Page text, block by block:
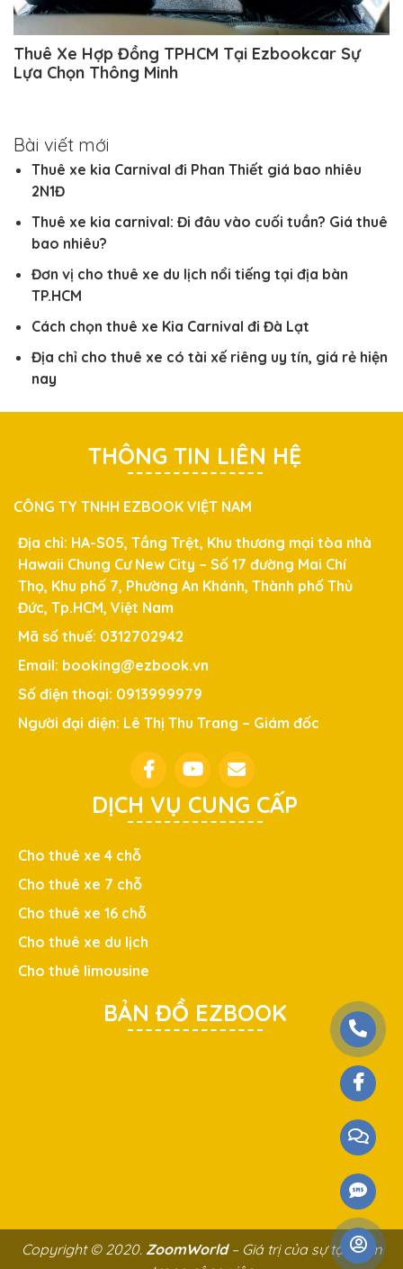
Thuê Xe Hợp Đồng TPHCM Tại Ezbookcar Sự
Lựa Chọn Thông Minh
Bài viết mới
Thuê xe kia Carnival đi Phan Thiết giá bao nhiêu
2N1Đ
Thuê xe kia carnival: Đi đâu vào cuối tuần? Giá thuê
bao nhiêu?
Đơn vị cho thuê xe du lịch nổi tiếng tại địa bàn
TP.HCM
Cách chọn thuê xe Kia Carnival đi Đà Lạt
Địa chỉ cho thuê xe có tài xế riêng uy tín, giá rẻ hiện
nay
THÔNG TIN LIÊN HỆ
CÔNG TY TNHH EZBOOK VIỆT NAM
Địa chỉ: HA-S05, Tầng Trệt, Khu thương mại tòa nhà
Hawaii Chung Cư New City – Số 17 đường Mai Chí
Thọ, Khu phố 7, Phường An Khánh, Thành phố Thủ
Đức, Tp.HCM, Việt Nam
Mã số thuế: 0312702942
Email: booking@ezbook.vn
Số điện thoại: 0913999979
Người đại diện: Lê Thị Thu Trang – Giám đốc
DỊCH VỤ CUNG CẤP
Cho thuê xe 4 chỗ
Cho thuê xe 7 chỗ
Cho thuê xe 16 chỗ
Cho thuê xe du lịch
Cho thuê limousine
BẢN ĐỒ EZBOOK
Copyright © 2020. ZoomWorld– Giá trị của sự tận tâm